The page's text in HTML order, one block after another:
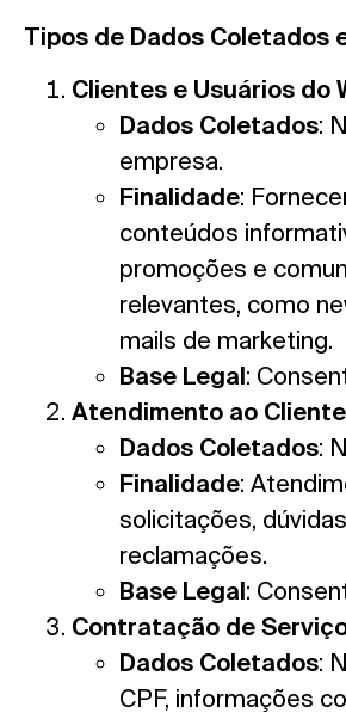
Tipos de Dados Coletados
Clientes e Usuários do
Dados Coletados:
empresa.
Finalidade:
conteúdos
promoções e
relevantes, como
mails de marketing.
Base Legal:
Atendimento ao Cliente
Dados Coletados:
Finalidade:
solicitações,
reclamações.
Base Legal:
Contratação de
Dados Coletados:
CPF, informações